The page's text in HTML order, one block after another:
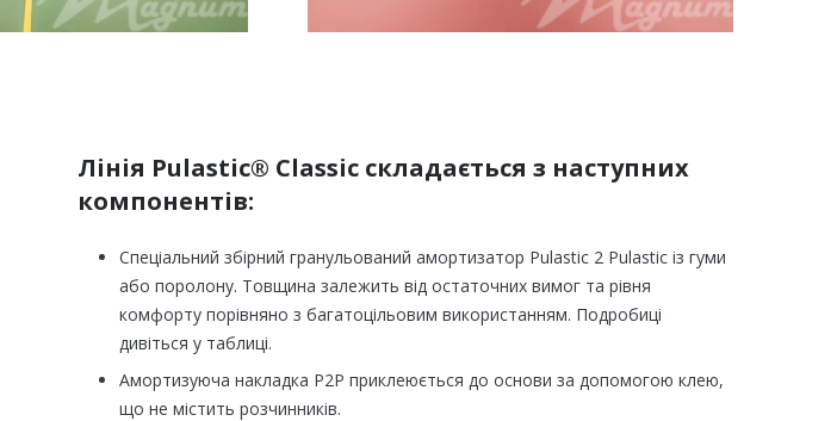
Лінія Pulastic® Classic складається з наступних
компонентів:
Спеціальний збірний гранульований амортизатор Pulastic 2 Pulastic із гуми
або поролону. Товщина залежить від остаточних вимог та рівня
комфорту порівняно з багатоцільовим використанням. Подробиці
дивіться у таблиці.
Амортизуюча накладка P2P приклеюється до основи за допомогою клею,
що не містить розчинників.